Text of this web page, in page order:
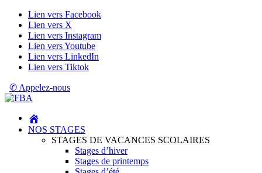
Lien vers Facebook
Lien vers X
Lien vers Instagram
Lien vers Youtube
Lien vers LinkedIn
Lien vers Tiktok
✆ Appelez-nous
NOS STAGES
STAGES DE VACANCES SCOLAIRES
Stages d’hiver
Stages de printemps